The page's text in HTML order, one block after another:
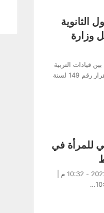
الثانوية
وزارة
قيادات التربية
والتعليم على مستوى الجمهورية، وجاء القرار رقم 149 لسنة
للمرأة في
حلمي ياسين نشر في: الأحد 11 سبتمبر 2022 - 10:32 م |